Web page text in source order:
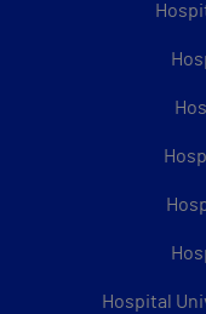
Hospital